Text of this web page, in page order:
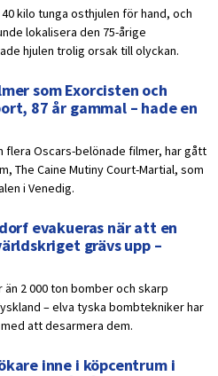
kilo tunga osthjulen för hand, och
lokalisera den 75-årige
hjulen trolig orsak till olyckan.
som Exorcisten och
87 år gammal – hade en
flera Oscars-belönade filmer, har gått
The Caine Mutiny Court-Martial, som
i Venedig.
evakueras när att en
grävs upp –
2 000 ton bomber och skarp
– elva tyska bombtekniker har
att desarmera dem.
inne i köpcentrum i